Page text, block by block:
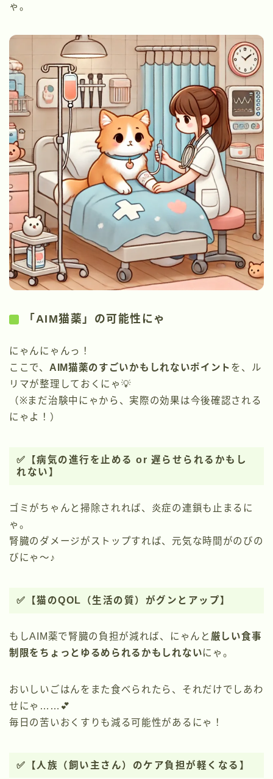
ゃ。
「AIM猫薬」の可能性にゃ
にゃんにゃんっ！
ここで、 AIM猫薬のすごいかもしれないポイント を、ル
リマが整理しておくにゃ💡
（※まだ治験中にゃから、実際の効果は今後確認される
にゃよ！）
✅【病気の進行を止める or 遅らせられるかもし
れない】
ゴミがちゃんと掃除されれば、炎症の連鎖も止まるに
ゃ。
腎臓のダメージがストップすれば、元気な時間がのびの
びにゃ〜♪
✅【猫のQOL（生活の質）がグンとアップ】
もしAIM薬で腎臓の負担が減れば、にゃんと 厳しい食事
制限をちょっとゆるめられるかもしれないにゃ。
おいしいごはんをまた食べられたら、それだけでしあわ
せにゃ……💕
毎日の苦いおくすりも減る可能性があるにゃ！
✅【人族（飼い主さん）のケア負担が軽くなる】